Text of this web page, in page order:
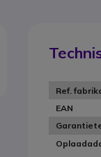
Ref.
EAN